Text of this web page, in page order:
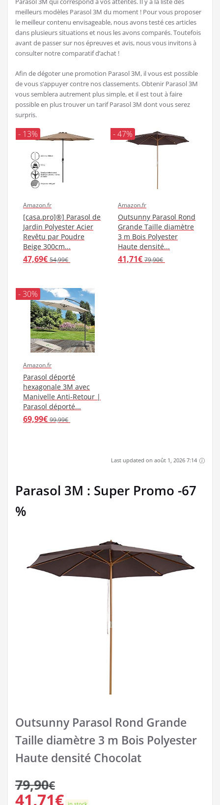
meilleurs modèles Parasol 3M du moment ! Pour vous proposer
le meilleur contenu envisageable, nous avons testé ces articles
dans plusieurs situations et nous les avons comparés. Toutefois
avant de passer sur nos épreuves et avis, nous vous invitons à
consulter notre comparatif d’achat !
Afin de dégoter une promotion Parasol 3M, il vous est possible
de vous s’appuyer contre nos classements. Obtenir Parasol 3M
vous semblera autrement plus simple, et il est tout à faire
possible en plus trouver un tarif Parasol 3M dont vous serez
surpris.
- 13%
Amazon.fr
[casa.pro]®] Parasol de
Jardin Polyester Acier
Revêtu par Poudre
Beige 300cm...
47,69€ 54,99€
- 47%
Amazon.fr
Outsunny Parasol Rond
Grande Taille diamètre
3 m Bois Polyester
Haute densité...
41,71€ 79,90€
- 30%
Amazon.fr
Parasol déporté
hexagonale 3M avec
Manivelle Anti-Retour |
Parasol déporté...
69,99€ 99,99€
Last updated on août 1, 2026 7:14
Parasol 3M : Super Promo -67
%
Outsunny Parasol Rond Grande
Taille diamètre 3 m Bois Polyester
Haute densité Chocolat
79,90€
41,71€